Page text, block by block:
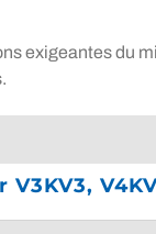
exigeantes du